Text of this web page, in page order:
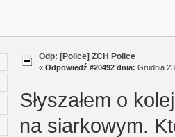
Odp: [Police] ZCH Police
« Odpowiedź #20492 dnia: Grudnia
Słyszałem o
na siarkowym.